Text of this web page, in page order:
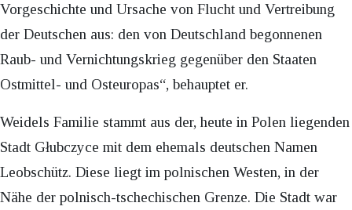
Vorgeschichte und Ursache von Flucht und Vertreibung
der Deutschen aus: den von Deutschland begonnenen
Raub- und Vernichtungskrieg gegenüber den Staaten
Ostmittel- und Osteuropas“, behauptet er.
Weidels Familie stammt aus der, heute in Polen liegenden
Stadt Głubczyce mit dem ehemals deutschen Namen
Leobschütz. Diese liegt im polnischen Westen, in der
Nähe der polnisch-tschechischen Grenze. Die Stadt war